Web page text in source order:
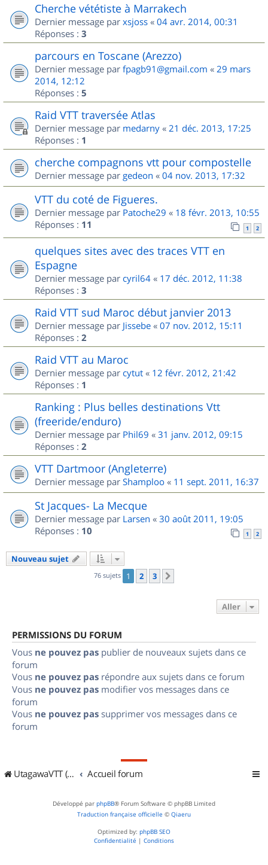
Cherche vététiste à Marrakech
Dernier message par xsjoss « 04 avr. 2014, 00:31
Réponses : 3
parcours en Toscane (Arezzo)
Dernier message par fpagb91@gmail.com « 29 mars
2014, 12:12
Réponses : 5
Raid VTT traversée Atlas
Dernier message par medarny « 21 déc. 2013, 17:25
Réponses : 1
cherche compagnons vtt pour compostelle
Dernier message par gedeon « 04 nov. 2013, 17:32
VTT du coté de Figueres.
Dernier message par Patoche29 « 18 févr. 2013, 10:55
Réponses : 11 1 2
quelques sites avec des traces VTT en
Espagne
Dernier message par cyril64 « 17 déc. 2012, 11:38
Réponses : 3
Raid VTT sud Maroc début janvier 2013
Dernier message par Jissebe « 07 nov. 2012, 15:11
Réponses : 2
Raid VTT au Maroc
Dernier message par cytut « 12 févr. 2012, 21:42
Réponses : 1
Ranking : Plus belles destinations Vtt
(freeride/enduro)
Dernier message par Phil69 « 31 janv. 2012, 09:15
Réponses : 2
VTT Dartmoor (Angleterre)
Dernier message par Shamploo « 11 sept. 2011, 16:37
St Jacques- La Mecque
Dernier message par Larsen « 30 août 2011, 19:05
Réponses : 10 1 2
Nouveau sujet
76 sujets 1 2 3
Aller
PERMISSIONS DU FORUM
Vous ne pouvez pas publier de nouveaux sujets dans ce
forum
Vous ne pouvez pas répondre aux sujets dans ce forum
Vous ne pouvez pas modifier vos messages dans ce
forum
Vous ne pouvez pas supprimer vos messages dans ce
forum
UtagawaVTT (Randos VTT et VTTAE avec traces GPS) Accueil forum
Développé par phpBB® Forum Software © phpBB Limited
Traduction française officielle © Qiaeru
Optimized by: phpBB SEO
Confidentialité | Conditions